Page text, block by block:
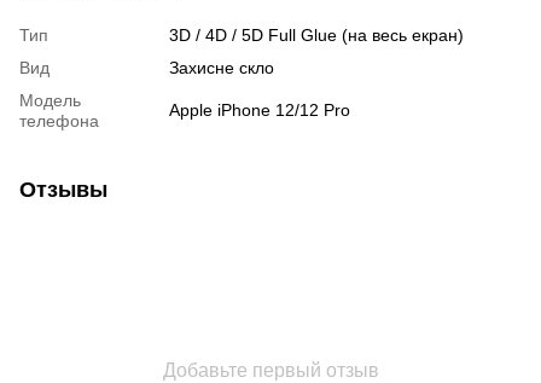
Тип
3D / 4D / 5D Full Glue (на весь екран)
Вид
Захисне скло
Модель
телефона
Apple iPhone 12/12 Pro
Отзывы
Добавьте первый отзыв